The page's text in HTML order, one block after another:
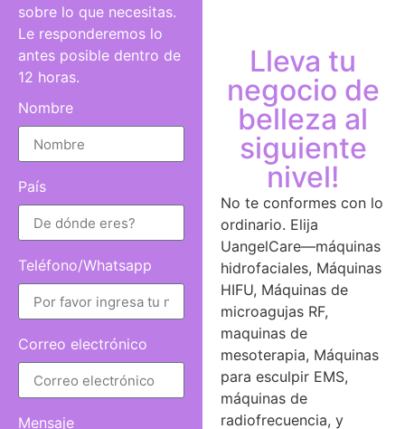
sobre lo que necesitas.
Le responderemos lo
antes posible dentro de
12 horas.
Nombre
País
Teléfono/Whatsapp
Correo electrónico
Mensaje
Lleva tu
negocio de
belleza al
siguiente
nivel!
No te conformes con lo
ordinario. Elija
UangelCare—máquinas
hidrofaciales, Máquinas
HIFU, Máquinas de
microagujas RF,
maquinas de
mesoterapia, Máquinas
para esculpir EMS,
máquinas de
radiofrecuencia, y